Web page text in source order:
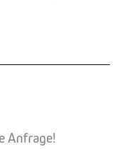
Anfrage!